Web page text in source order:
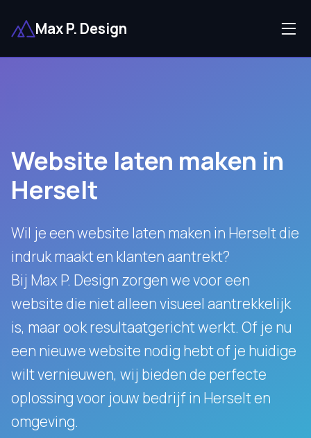
Max P. Design
Website laten maken in
Herselt
Wil je een website laten maken in Herselt die
indruk maakt en klanten aantrekt?
Bij Max P. Design zorgen we voor een
website die niet alleen visueel aantrekkelijk
is, maar ook resultaatgericht werkt. Of je nu
een nieuwe website nodig hebt of je huidige
wilt vernieuwen, wij bieden de perfecte
oplossing voor jouw bedrijf in Herselt en
omgeving.